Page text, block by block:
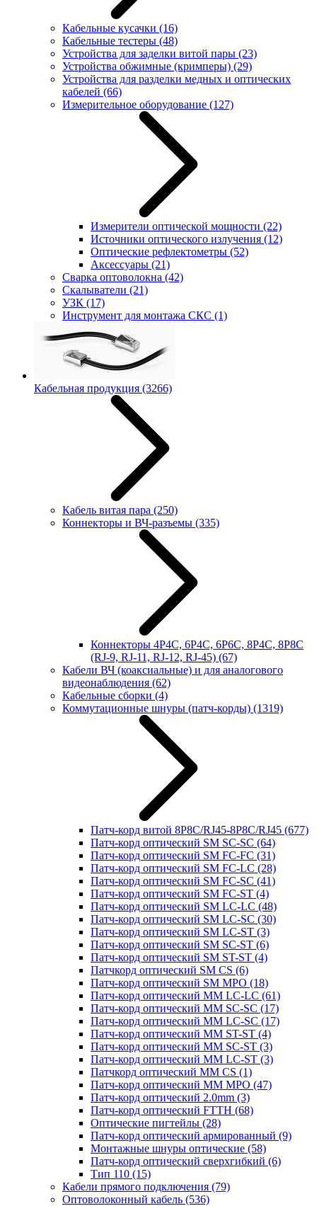
Кабельные кусачки (16)
Кабельные тестеры (48)
Устройства для заделки витой пары (23)
Устройства обжимные (кримперы) (29)
Устройства для разделки медных и оптических
кабелей (66)
Измерительное оборудование (127)
Измерители оптической мощности (22)
Источники оптического излучения (12)
Оптические рефлектометры (52)
Аксессуары (21)
Сварка оптоволокна (42)
Скалыватели (21)
УЗК (17)
Инструмент для монтажа СКС (1)
Кабельная продукция (3266)
Кабель витая пара (250)
Коннекторы и ВЧ-разъемы (335)
Коннекторы 4P4C, 6P4C, 6P6C, 8P4C, 8P8C
(RJ-9, RJ-11, RJ-12, RJ-45) (67)
Кабели ВЧ (коаксиальные) и для аналогового
видеонаблюдения (62)
Кабельные сборки (4)
Коммутационные шнуры (патч-корды) (1319)
Патч-корд витой 8P8C/RJ45-8P8C/RJ45 (677)
Патч-корд оптический SM SC-SC (64)
Патч-корд оптический SM FC-FC (31)
Патч-корд оптический SM FC-LC (28)
Патч-корд оптический SM FC-SC (41)
Патч-корд оптический SM FC-ST (4)
Патч-корд оптический SM LC-LC (48)
Патч-корд оптический SM LC-SC (30)
Патч-корд оптический SM LC-ST (3)
Патч-корд оптический SM SC-ST (6)
Патч-корд оптический SM ST-ST (4)
Патчкорд оптический SM CS (6)
Патч-корд оптический SM MPO (18)
Патч-корд оптический MM LC-LC (61)
Патч-корд оптический MM SC-SC (17)
Патч-корд оптический MM LC-SC (17)
Патч-корд оптический MM ST-ST (4)
Патч-корд оптический MM SC-ST (3)
Патч-корд оптический MM LC-ST (3)
Патчкорд оптический MM CS (1)
Патч-корд оптический MM MPO (47)
Патч-корд оптический 2.0mm (3)
Патч-корд оптический FTTH (68)
Оптические пигтейлы (28)
Патч-корд оптический армированный (9)
Монтажные шнуры оптические (58)
Патч-корд оптический сверхгибкий (6)
Тип 110 (15)
Кабели прямого подключения (79)
Оптоволоконный кабель (536)